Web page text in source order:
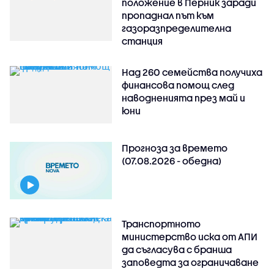
положение в Перник заради
пропаднал път към
газоразпределителна
станция
Над 260 семейства получиха
финансова помощ след
наводненията през май и
юни
Прогноза за времето
(07.08.2026 - обедна)
Транспортното
министерство иска от АПИ
да съгласува с бранша
заповедта за ограничаване